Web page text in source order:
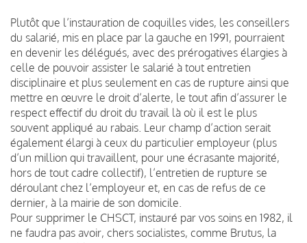
Plutôt que l’instauration de coquilles vides, les conseillers
du salarié, mis en place par la gauche en 1991, pourraient
en devenir les délégués, avec des prérogatives élargies à
celle de pouvoir assister le salarié à tout entretien
disciplinaire et plus seulement en cas de rupture ainsi que
mettre en œuvre le droit d’alerte, le tout afin d’assurer le
respect effectif du droit du travail là où il est le plus
souvent appliqué au rabais. Leur champ d’action serait
également élargi à ceux du particulier employeur (plus
d’un million qui travaillent, pour une écrasante majorité,
hors de tout cadre collectif), l’entretien de rupture se
déroulant chez l’employeur et, en cas de refus de ce
dernier, à la mairie de son domicile.
Pour supprimer le CHSCT, instauré par vos soins en 1982, il
ne faudra pas avoir, chers socialistes, comme Brutus, la